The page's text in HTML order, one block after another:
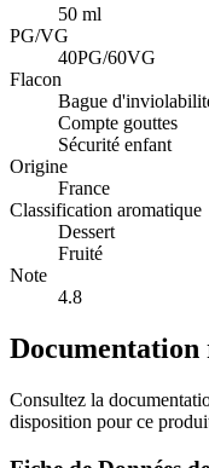
50 ml
PG/VG
40PG/60VG
Flacon
Bague
Compte gouttes
Sécurité enfant
Origine
France
Classification aromatique
Dessert
Fruité
Note
4.8
Consultez la
disposition pour ce